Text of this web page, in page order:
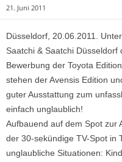
21. Juni 2011
Düsseldorf, 20.06.2011.
Saatchi & Saatchi
Bewerbung der Toyota
stehen der Avensis Edition
guter Ausstattung zum
einfach unglaublich!
Aufbauend auf dem Spot zur
der 30-sekündige TV-Spot in
unglaubliche Situationen: